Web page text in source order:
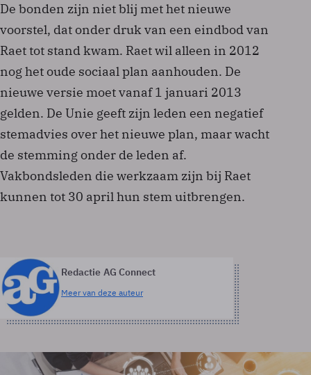
De bonden zijn niet blij met het nieuwe
voorstel, dat onder druk van een eindbod van
Raet tot stand kwam. Raet wil alleen in 2012
nog het oude sociaal plan aanhouden. De
nieuwe versie moet vanaf 1 januari 2013
gelden. De Unie geeft zijn leden een negatief
stemadvies over het nieuwe plan, maar wacht
de stemming onder de leden af.
Vakbondsleden die werkzaam zijn bij Raet
kunnen tot 30 april hun stem uitbrengen.
Redactie AG Connect
Meer van deze auteur